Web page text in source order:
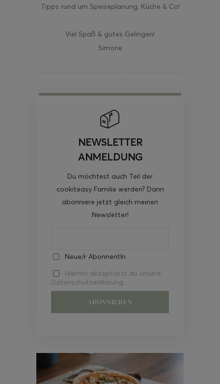
Tipps rund um Speiseplanung, Küche & Co!
Viel Spaß & gutes Gelingen!
Simone
NEWSLETTER
ANMELDUNG
Du möchtest auch Teil der
cookiteasy Familie werden? Dann
abonniere jetzt gleich meinen
Newsletter!
Neue/r AbonnentIn
Hiermit akzeptierst du unsere
Datenschutzerklärung.
Video-